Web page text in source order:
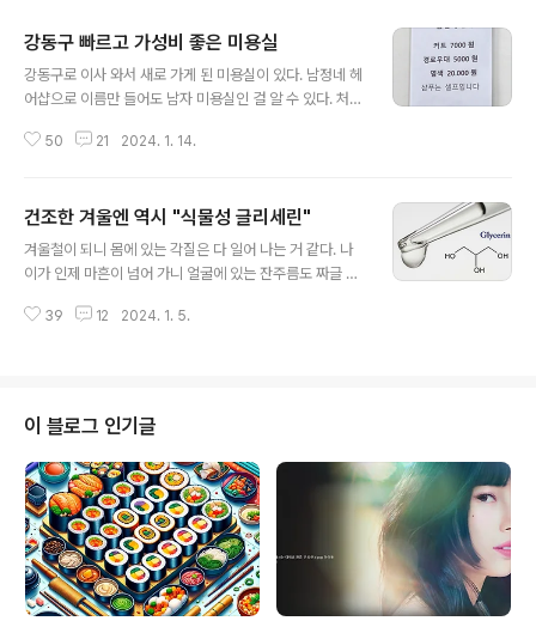
강동구 빠르고 가성비 좋은 미용실
강동구로 이사 와서 새로 가게 된 미용실이 있다. 남정네 헤
어샵으로 이름만 들어도 남자 미용실인 걸 알 수 있다. 처음
가던 미용실은 15,000원이였는데 자르고 나서 보니 사실
오후 9시까지 영업 직장 퇴근 후 저녁 시간에 와도 좋을 것
같다. 명일역 근처 성덕고등학교 옆에 건물 1층이라 찾기가
쉽다. 상호명 : 남정네 미용실 https://naver.me/GzgM
50 21 2024. 1. 14.
건조한 겨울엔 역시 "식물성 글리세린"
겨울철이 되니 몸에 있는 각질은 다 일어 나는 거 같다. 나
이가 인제 마흔이 넘어 가니 얼굴에 있는 잔주름도 짜글 짜
먼저 떠오른다. 글리세린으로 휴대용 손소독제를 안 만들
방울 떨어뜨려 로션과 함께 바르면 된다. 건조한 피부에 효
과적이다. 부작용으로는, 알레르기가 있는 사람이 바르면
피부 트러블이 있다는 거 말고는 보편적으로 부작용은 거
의 없는 듯 하다. 식물성 글리세린의 효능 1. 피부 미용 건조
한 피부에 효과적이며 피부미용에 도움이 된다. 보습제, 스
킨, 크림, 로션,..
39 12 2024. 1. 5.
이 블로그 인기글